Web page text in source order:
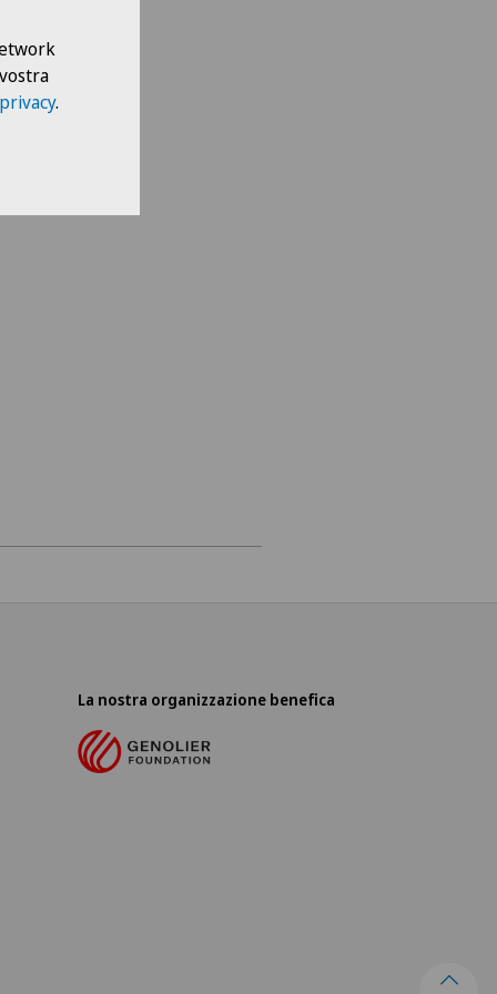
La nostra organizzazione benefica
.